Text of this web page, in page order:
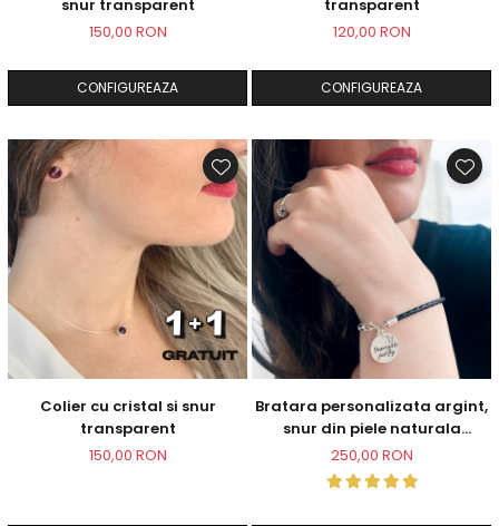
snur transparent
150,00 RON
CONFIGUREAZA
transparent
120,00 RON
CONFIGUREAZA
Colier cu cristal si snur
transparent
150,00 RON
Bratara personalizata argint,
snur din piele naturala
Supergirls
250,00 RON